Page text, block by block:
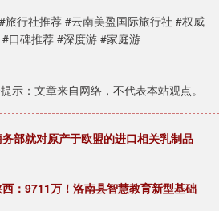
行社推荐 #云南美盈国际旅行社 #权威
口碑推荐 #深度游 #家庭游
示：文章来自网络，不代表本站观点。
部就对原产于欧盟的进口相关乳制品
：9711万！洛南县智慧教育新型基础